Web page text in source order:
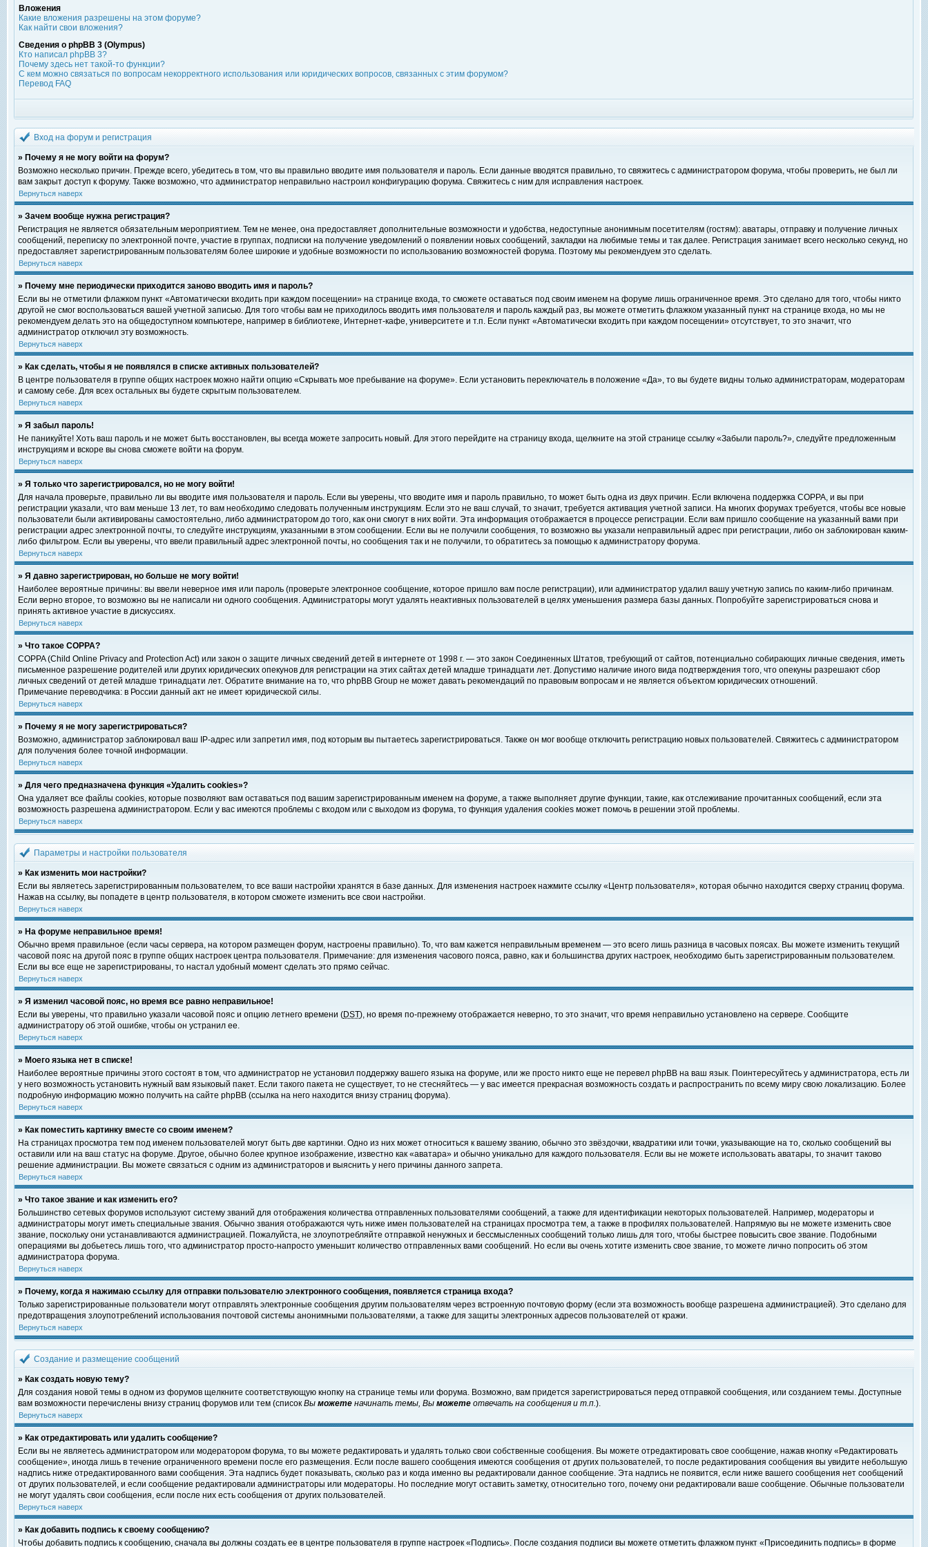
Вложения
Какие вложения разрешены на этом форуме?
Как найти свои вложения?
Сведения о phpBB 3 (Olympus)
Кто написал phpBB 3?
Почему здесь нет такой-то функции?
С кем можно связаться по вопросам некорректного использования или юридических вопросов, связанных с этим форумом?
Перевод FAQ
Вход на форум и регистрация
» Почему я не могу войти на форум?
Возможно несколько причин. Прежде всего, убедитесь в том, что вы правильно вводите имя пользователя и пароль. Если данные вводятся правильно, то свяжитесь с администратором форума, чтобы проверить, не был ли
вам закрыт доступ к форуму. Также возможно, что администратор неправильно настроил конфигурацию форума. Свяжитесь с ним для исправления настроек.
Вернуться наверх
» Зачем вообще нужна регистрация?
Регистрация не является обязательным мероприятием. Тем не менее, она предоставляет дополнительные возможности и удобства, недоступные анонимным посетителям (гостям): аватары, отправку и получение личных
сообщений, переписку по электронной почте, участие в группах, подписки на получение уведомлений о появлении новых сообщений, закладки на любимые темы и так далее. Регистрация занимает всего несколько секунд, но
предоставляет зарегистрированным пользователям более широкие и удобные возможности по использованию возможностей форума. Поэтому мы рекомендуем это сделать.
Вернуться наверх
» Почему мне периодически приходится заново вводить имя и пароль?
Если вы не отметили флажком пункт «Автоматически входить при каждом посещении» на странице входа, то сможете оставаться под своим именем на форуме лишь ограниченное время. Это сделано для того, чтобы никто
другой не смог воспользоваться вашей учетной записью. Для того чтобы вам не приходилось вводить имя пользователя и пароль каждый раз, вы можете отметить флажком указанный пункт на странице входа, но мы не
рекомендуем делать это на общедоступном компьютере, например в библиотеке, Интернет-кафе, университете и т.п. Если пункт «Автоматически входить при каждом посещении» отсутствует, то это значит, что
администратор отключил эту возможность.
Вернуться наверх
» Как сделать, чтобы я не появлялся в списке активных пользователей?
В центре пользователя в группе общих настроек можно найти опцию «Скрывать мое пребывание на форуме». Если установить переключатель в положение «Да», то вы будете видны только администраторам, модераторам
и самому себе. Для всех остальных вы будете скрытым пользователем.
Вернуться наверх
» Я забыл пароль!
Не паникуйте! Хоть ваш пароль и не может быть восстановлен, вы всегда можете запросить новый. Для этого перейдите на страницу входа, щелкните на этой странице ссылку «Забыли пароль?», следуйте предложенным
инструкциям и вскоре вы снова сможете войти на форум.
Вернуться наверх
» Я только что зарегистрировался, но не могу войти!
Для начала проверьте, правильно ли вы вводите имя пользователя и пароль. Если вы уверены, что вводите имя и пароль правильно, то может быть одна из двух причин. Если включена поддержка COPPA, и вы при
регистрации указали, что вам меньше 13 лет, то вам необходимо следовать полученным инструкциям. Если это не ваш случай, то значит, требуется активация учетной записи. На многих форумах требуется, чтобы все новые
пользователи были активированы самостоятельно, либо администратором до того, как они смогут в них войти. Эта информация отображается в процессе регистрации. Если вам пришло сообщение на указанный вами при
регистрации адрес электронной почты, то следуйте инструкциям, указанными в этом сообщении. Если вы не получили сообщения, то возможно вы указали неправильный адрес при регистрации, либо он заблокирован каким-
либо фильтром. Если вы уверены, что ввели правильный адрес электронной почты, но сообщения так и не получили, то обратитесь за помощью к администратору форума.
Вернуться наверх
» Я давно зарегистрирован, но больше не могу войти!
Наиболее вероятные причины: вы ввели неверное имя или пароль (проверьте электронное сообщение, которое пришло вам после регистрации), или администратор удалил вашу учетную запись по каким-либо причинам.
Если верно второе, то возможно вы не написали ни одного сообщения. Администраторы могут удалять неактивных пользователей в целях уменьшения размера базы данных. Попробуйте зарегистрироваться снова и
принять активное участие в дискуссиях.
Вернуться наверх
» Что такое COPPA?
COPPA (Child Online Privacy and Protection Act) или закон о защите личных сведений детей в интернете от 1998 г. — это закон Соединенных Штатов, требующий от сайтов, потенциально собирающих личные сведения, иметь
письменное разрешение родителей или других юридических опекунов для регистрации на этих сайтах детей младше тринадцати лет. Допустимо наличие иного вида подтверждения того, что опекуны разрешают сбор
личных сведений от детей младше тринадцати лет. Обратите внимание на то, что phpBB Group не может давать рекомендаций по правовым вопросам и не является объектом юридических отношений.
Примечание переводчика: в России данный акт не имеет юридической силы.
Вернуться наверх
» Почему я не могу зарегистрироваться?
Возможно, администратор заблокировал ваш IP-адрес или запретил имя, под которым вы пытаетесь зарегистрироваться. Также он мог вообще отключить регистрацию новых пользователей. Свяжитесь с администратором
для получения более точной информации.
Вернуться наверх
» Для чего предназначена функция «Удалить cookies»?
Она удаляет все файлы cookies, которые позволяют вам оставаться под вашим зарегистрированным именем на форуме, а также выполняет другие функции, такие, как отслеживание прочитанных сообщений, если эта
возможность разрешена администратором. Если у вас имеются проблемы с входом или с выходом из форума, то функция удаления cookies может помочь в решении этой проблемы.
Вернуться наверх
Параметры и настройки пользователя
» Как изменить мои настройки?
Если вы являетесь зарегистрированным пользователем, то все ваши настройки хранятся в базе данных. Для изменения настроек нажмите ссылку «Центр пользователя», которая обычно находится сверху страниц форума.
Нажав на ссылку, вы попадете в центр пользователя, в котором сможете изменить все свои настройки.
Вернуться наверх
» На форуме неправильное время!
Обычно время правильное (если часы сервера, на котором размещен форум, настроены правильно). То, что вам кажется неправильным временем — это всего лишь разница в часовых поясах. Вы можете изменить текущий
часовой пояс на другой пояс в группе общих настроек центра пользователя. Примечание: для изменения часового пояса, равно, как и большинства других настроек, необходимо быть зарегистрированным пользователем.
Если вы все еще не зарегистрированы, то настал удобный момент сделать это прямо сейчас.
Вернуться наверх
» Я изменил часовой пояс, но время все равно неправильное!
Если вы уверены, что правильно указали часовой пояс и опцию летнего времени (DST), но время по-прежнему отображается неверно, то это значит, что время неправильно установлено на сервере. Сообщите
администратору об этой ошибке, чтобы он устранил ее.
Вернуться наверх
» Моего языка нет в списке!
Наиболее вероятные причины этого состоят в том, что администратор не установил поддержку вашего языка на форуме, или же просто никто еще не перевел phpBB на ваш язык. Поинтересуйтесь у администратора, есть ли
у него возможность установить нужный вам языковый пакет. Если такого пакета не существует, то не стесняйтесь — у вас имеется прекрасная возможность создать и распространить по всему миру свою локализацию. Более
подробную информацию можно получить на сайте phpBB (ссылка на него находится внизу страниц форума).
Вернуться наверх
» Как поместить картинку вместе со своим именем?
На страницах просмотра тем под именем пользователей могут быть две картинки. Одно из них может относиться к вашему званию, обычно это звёздочки, квадратики или точки, указывающие на то, сколько сообщений вы
оставили или на ваш статус на форуме. Другое, обычно более крупное изображение, известно как «аватара» и обычно уникально для каждого пользователя. Если вы не можете использовать аватары, то значит таково
решение администрации. Вы можете связаться с одним из администраторов и выяснить у него причины данного запрета.
Вернуться наверх
» Что такое звание и как изменить его?
Большинство сетевых форумов используют систему званий для отображения количества отправленных пользователями сообщений, а также для идентификации некоторых пользователей. Например, модераторы и
администраторы могут иметь специальные звания. Обычно звания отображаются чуть ниже имен пользователей на страницах просмотра тем, а также в профилях пользователей. Напрямую вы не можете изменить свое
звание, поскольку они устанавливаются администрацией. Пожалуйста, не злоупотребляйте отправкой ненужных и бессмысленных сообщений только лишь для того, чтобы быстрее повысить свое звание. Подобными
операциями вы добьетесь лишь того, что администратор просто-напросто уменьшит количество отправленных вами сообщений. Но если вы очень хотите изменить свое звание, то можете лично попросить об этом
администратора форума.
Вернуться наверх
» Почему, когда я нажимаю ссылку для отправки пользователю электронного сообщения, появляется страница входа?
Только зарегистрированные пользователи могут отправлять электронные сообщения другим пользователям через встроенную почтовую форму (если эта возможность вообще разрешена администрацией). Это сделано для
предотвращения злоупотреблений использования почтовой системы анонимными пользователями, а также для защиты электронных адресов пользователей от кражи.
Вернуться наверх
Создание и размещение сообщений
» Как создать новую тему?
Для создания новой темы в одном из форумов щелкните соответствующую кнопку на странице темы или форума. Возможно, вам придется зарегистрироваться перед отправкой сообщения, или созданием темы. Доступные
вам возможности перечислены внизу страниц форумов или тем (список Вы можете начинать темы, Вы можете отвечать на сообщения и т.п.).
Вернуться наверх
» Как отредактировать или удалить сообщение?
Если вы не являетесь администратором или модератором форума, то вы можете редактировать и удалять только свои собственные сообщения. Вы можете отредактировать свое сообщение, нажав кнопку «Редактировать
сообщение», иногда лишь в течение ограниченного времени после его размещения. Если после вашего сообщения имеются сообщения от других пользователей, то после редактирования сообщения вы увидите небольшую
надпись ниже отредактированного вами сообщения. Эта надпись будет показывать, сколько раз и когда именно вы редактировали данное сообщение. Эта надпись не появится, если ниже вашего сообщения нет сообщений
от других пользователей, и если сообщение редактировали администраторы или модераторы. Но последние могут оставить заметку, относительно того, почему они редактировали ваше сообщение. Обычные пользователи
не могут удалять свои сообщения, если после них есть сообщения от других пользователей.
Вернуться наверх
» Как добавить подпись к своему сообщению?
Чтобы добавить подпись к сообщению, сначала вы должны создать ее в центре пользователя в группе настроек «Подпись». После создания подписи вы можете отметить флажком пункт «Присоединить подпись» в форме